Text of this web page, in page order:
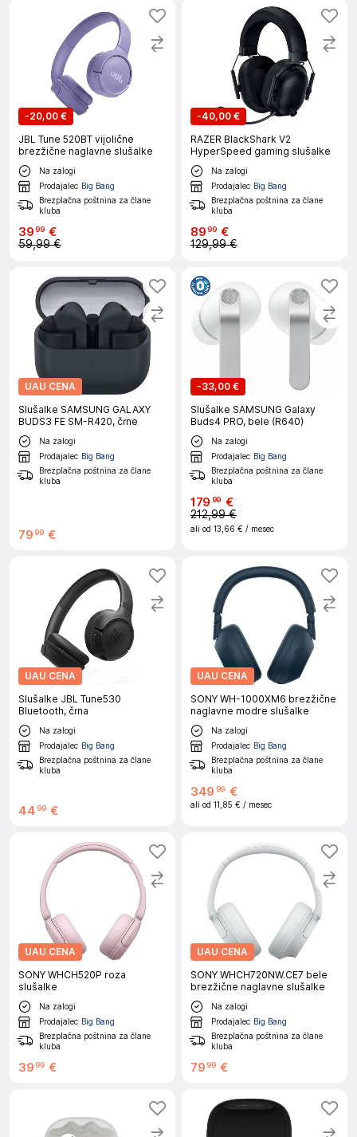
-20,00 €
JBL Tune 520BT vijolične
brezžične naglavne slušalke
Na zalogi
Prodajalec Big Bang
Brezplačna poštnina za člane
kluba
3999 €
59,99 €
-40,00 €
RAZER BlackShark V2
HyperSpeed gaming slušalke
Na zalogi
Prodajalec Big Bang
Brezplačna poštnina za člane
kluba
8999 €
129,99 €
UAU CENA
Slušalke SAMSUNG GALAXY
BUDS3 FE SM-R420, črne
Na zalogi
Prodajalec Big Bang
Brezplačna poštnina za člane
kluba
79 99 €
-33,00 €
Slušalke SAMSUNG Galaxy
Buds4 PRO, bele (R640)
Na zalogi
Prodajalec Big Bang
Brezplačna poštnina za člane
kluba
179 99 €
212,99 €
ali od 13,66 € / mesec
UAU CENA
Slušalke JBL Tune530
Bluetooth, črna
Na zalogi
Prodajalec Big Bang
Brezplačna poštnina za člane
kluba
44 99 €
UAU CENA
SONY WH-1000XM6 brezžične
naglavne modre slušalke
Na zalogi
Prodajalec Big Bang
Brezplačna poštnina za člane
kluba
349 99 €
ali od 11,85 € / mesec
UAU CENA
SONY WHCH520P roza
slušalke
Na zalogi
Prodajalec Big Bang
Brezplačna poštnina za člane
kluba
39 99 €
UAU CENA
SONY WHCH720NW.CE7 bele
brezžične naglavne slušalke
Na zalogi
Prodajalec Big Bang
Brezplačna poštnina za člane
kluba
79 99 €